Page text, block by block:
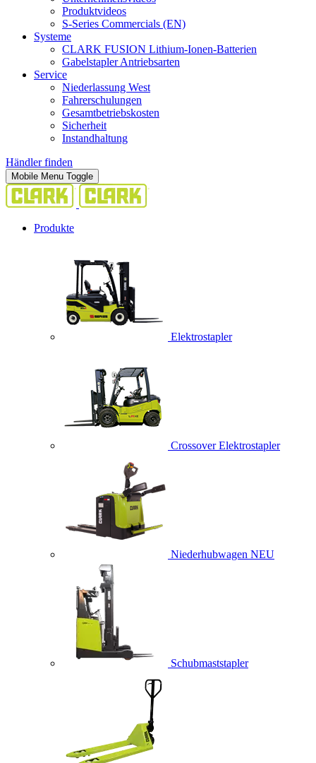
Produktvideos
S-Series Commercials (EN)
Systeme
CLARK FUSION Lithium-Ionen-Batterien
Gabelstapler Antriebsarten
Service
Niederlassung West
Fahrerschulungen
Gesamtbetriebskosten
Sicherheit
Instandhaltung
Händler finden
Mobile Menu Toggle
Produkte
Elektrostapler
Crossover Elektrostapler
Niederhubwagen NEU
Schubmaststapler